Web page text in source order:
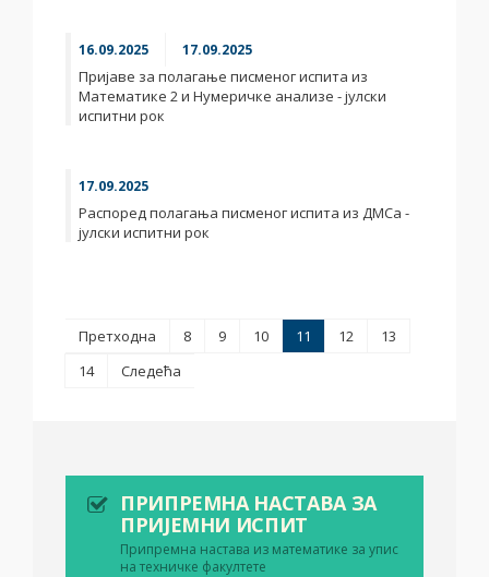
16.09.2025 17.09.2025
Пријаве за полагање писменог испита из
Математике 2 и Нумеричке анализе - јулски
испитни рок
17.09.2025
Распоред полагања писменог испита из ДМСа -
јулски испитни рок
Претходна 8 9 10 11 12
13
14
Следећа
ПРИПРЕМНА НАСТАВА ЗА
ПРИЈЕМНИ ИСПИТ
Припремна настава из математике за упис
на техничке факултете